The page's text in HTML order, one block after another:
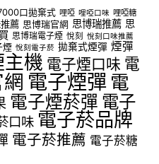
口拋棄式 哩啞 哩啞口味 哩啞糖
薦 思博瑞官網 思博瑞推薦 思
思博瑞電子煙 悅刻 悅刻口味推薦
煙 悅刻電子菸 拋棄式煙彈 煙彈
主機 電子煙口味 電
電子煙彈 電
電子煙菸彈 電子
口味 電子菸品牌
電子菸推薦 電子菸糖